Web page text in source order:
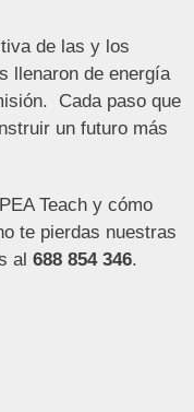
de las y los
llenaron de energía
Cada paso que
un futuro más
Teach y cómo
te pierdas nuestras
al 688 854 346.